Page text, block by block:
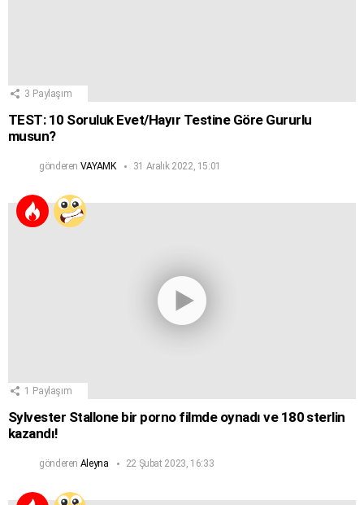
3 Paylaşım
TEST: 10 Soruluk Evet/Hayır Testine Göre Gururlu
musun?
gönderen VAYAMK 31 Aralık 2022, 15:01
1 Paylaşım
Sylvester Stallone bir porno filmde oynadı ve 180 sterlin
kazandı!
gönderen Aleyna 22 Şubat 2023, 16:33